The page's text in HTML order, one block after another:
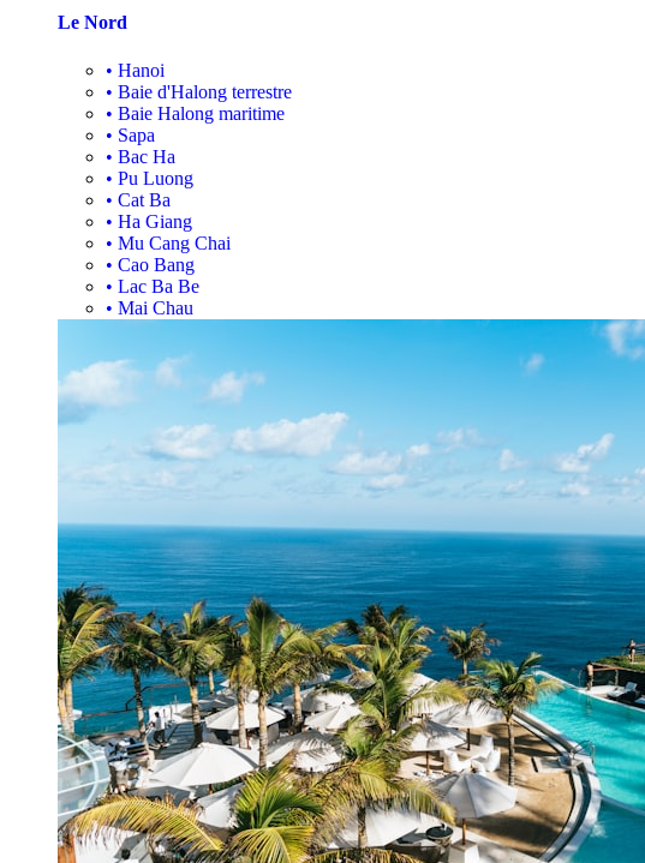
Le Nord
• Hanoi
• Baie d'Halong terrestre
• Baie Halong maritime
• Sapa
• Bac Ha
• Pu Luong
• Cat Ba
• Ha Giang
• Mu Cang Chai
• Cao Bang
• Lac Ba Be
• Mai Chau